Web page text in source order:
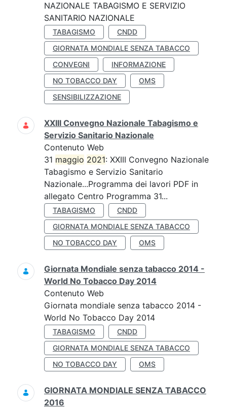
NAZIONALE TABAGISMO E SERVIZIO
SANITARIO NAZIONALE
TABAGISMO
CNDD
GIORNATA MONDIALE SENZA TABACCO
CONVEGNI
INFORMAZIONE
NO TOBACCO DAY
OMS
SENSIBILIZZAZIONE
XXIII Convegno Nazionale Tabagismo e
Servizio Sanitario Nazionale
Contenuto Web
31 maggio 2021: XXIII Convegno Nazionale
Tabagismo e Servizio Sanitario
Nazionale...Programma dei lavori PDF in
allegato Centro Programma 31...
TABAGISMO
CNDD
GIORNATA MONDIALE SENZA TABACCO
NO TOBACCO DAY
OMS
Giornata Mondiale senza tabacco 2014 -
World No Tobacco Day 2014
Contenuto Web
Giornata mondiale senza tabacco 2014 -
World No Tobacco Day 2014
TABAGISMO
CNDD
GIORNATA MONDIALE SENZA TABACCO
NO TOBACCO DAY
OMS
GIORNATA MONDIALE SENZA TABACCO
2016